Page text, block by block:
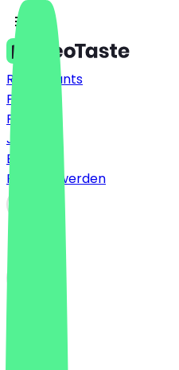
Restaurants
Preise
FAQ
Jobs
Blog
Partner werden